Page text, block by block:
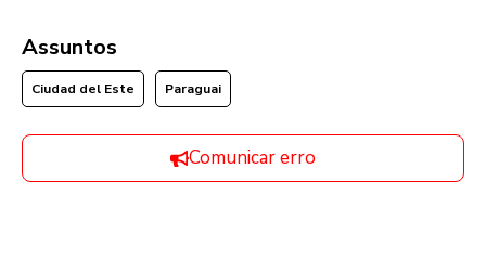
Assuntos
Ciudad del Este Paraguai
Comunicar erro